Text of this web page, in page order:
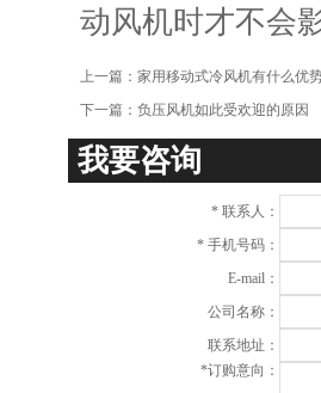
动风机时才不会
上一篇： 家用移动式冷风机有什么优
下一篇： 负压风机如此受欢迎的原因
我要咨询
* 联系人：
* 手机号码：
E-mail：
公司名称：
联系地址：
*订购意向：